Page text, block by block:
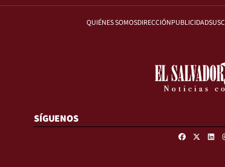
QUIÉNES SOMOSDIRECCIÓNPUBLICIDAD
SÍGUENOS
Facebook